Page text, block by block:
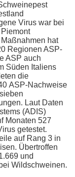
Virus war bei
hat
Regionen ASP-
ASP auch
Süden Italiens
die
ASP-Nachweise
Laut Daten
(ADIS)
Monaten 527
getestet.
auf Rang 3 in
Übertroffen
und
Wildschweinen.